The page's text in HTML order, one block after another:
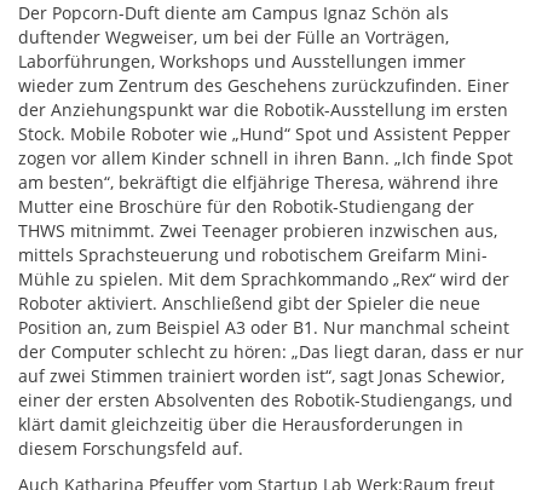
Der Popcorn-Duft diente am Campus Ignaz Schön als
duftender Wegweiser, um bei der Fülle an Vorträgen,
Laborführungen, Workshops und Ausstellungen immer
wieder zum Zentrum des Geschehens zurückzufinden. Einer
der Anziehungspunkt war die Robotik-Ausstellung im ersten
Stock. Mobile Roboter wie „Hund“ Spot und Assistent Pepper
zogen vor allem Kinder schnell in ihren Bann. „Ich finde Spot
am besten“, bekräftigt die elfjährige Theresa, während ihre
Mutter eine Broschüre für den Robotik-Studiengang der
THWS mitnimmt. Zwei Teenager probieren inzwischen aus,
mittels Sprachsteuerung und robotischem Greifarm Mini-
Mühle zu spielen. Mit dem Sprachkommando „Rex“ wird der
Roboter aktiviert. Anschließend gibt der Spieler die neue
Position an, zum Beispiel A3 oder B1. Nur manchmal scheint
der Computer schlecht zu hören: „Das liegt daran, dass er nur
auf zwei Stimmen trainiert worden ist“, sagt Jonas Schewior,
einer der ersten Absolventen des Robotik-Studiengangs, und
klärt damit gleichzeitig über die Herausforderungen in
diesem Forschungsfeld auf.
Auch Katharina Pfeuffer vom Startup Lab Werk:Raum freut